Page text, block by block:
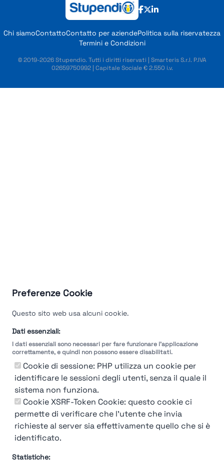
Preferenze Cookie
Questo sito web usa alcuni cookie.
Dati essenziali:
I dati essenziali sono necessari per fare funzionare l'applicazione
correttamente, e quindi non possono essere disabilitati.
Cookie di sessione: PHP utilizza un cookie per
identificare le sessioni degli utenti, senza il quale il
sistema non funziona.
Cookie XSRF-Token Cookie: questo cookie ci
permette di verificare che l'utente che invia
richieste al server sia effettivamente quello che si è
identificato.
Statistiche:
Chi siamoContattoContatto per aziendePolitica sulla riservatezza
Termini e Condizioni
© 2019-2026 Stupendio. Tutti i diritti riservati | Smarteris S.r.l. P.IVA
02659750992 | Capitale Sociale € 2.550 i.v.